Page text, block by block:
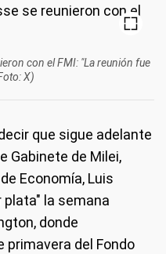
con el FMI: "La reunión fue
X)
que sigue adelante
Gabinete de Milei,
Economía, Luis
plata" la semana
donde
primavera del Fondo